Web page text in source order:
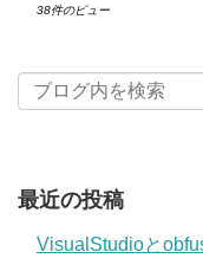
38件のビュー
最近の投稿
VisualStudioと